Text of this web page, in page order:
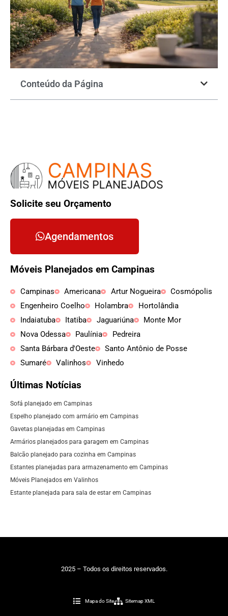
Conteúdo da Página
Solicite seu Orçamento
Agendamentos
Móveis Planejados em Campinas
Campinas Americana Artur Nogueira
Cosmópolis
Engenheiro Coelho
Holambra
Hortolândia
Indaiatuba
Itatiba Jaguariúna
Monte Mor
Nova Odessa
Paulínia
Pedreira
Santa Bárbara d'Oeste
Santo Antônio de Posse
Sumaré
Valinhos Vinhedo
Últimas Notícias
Sofá planejado em Campinas
Espelho planejado com armário em Campinas
Gavetas planejadas em Campinas
Armários planejados para garagem em Campinas
Balcão planejado para cozinha em Campinas
Estantes planejadas para armazenamento em Campinas
Móveis Planejados em Valinhos
Estante planejada para sala de estar em Campinas
2025 – Todos os direitos reservados.
Mapa do Site Sitemap XML